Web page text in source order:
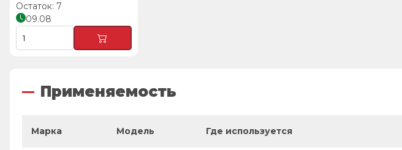
7
09.08
Применяемость
Марка Модель Где используется